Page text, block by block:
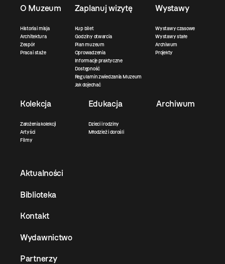
O Muzeum
Historia i misja
Architektura
Zespół
Praca i staże
Zaplanuj wizytę
Kup bilet
Godziny otwarcia
Plan muzeum
Oprowadzenia
Informacje praktyczne
Dostępność
Regulamin zwiedzania Muzeum
Jak dojechać
Wystawy
Wystawy czasowe
Wystawy stałe
Archiwum
Projekty
Kolekcja
Założenia kolekcji
Artyści
Filmy
Edukacja
Dzieci i rodziny
Młodzież i dorośli
Archiwum
Aktualności
Biblioteka
Kontakt
Wydawnictwo
Partnerzy